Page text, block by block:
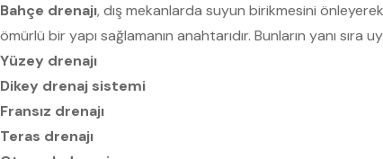
Bahçe drenajı, dış mekanlarda suyun birikmesini
ömürlü bir yapı sağlamanın anahtarıdır. Bunların yanı sıra
Yüzey drenajı
Dikey drenaj sistemi
Fransız drenajı
Teras drenajı